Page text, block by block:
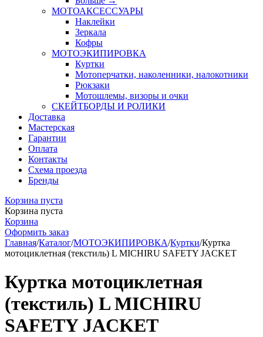
МОТОАКСЕССУАРЫ
Наклейки
Зеркала
Кофры
МОТОЭКИПИРОВКА
Куртки
Мотоперчатки, наколенники, налокотники
Рюкзаки
Мотошлемы, визоры и очки
СКЕЙТБОРДЫ И РОЛИКИ
Доставка
Мастерская
Гарантии
Оплата
Контакты
Схема проезда
Бренды
Корзина пуста
Корзина пуста
Корзина
Оформить заказ
Главная/Каталог/МОТОЭКИПИРОВКА/Куртки/Куртка
мотоциклетная (текстиль) L MICHIRU SAFETY JACKET
Куртка мотоциклетная
(текстиль) L MICHIRU
SAFETY JACKET